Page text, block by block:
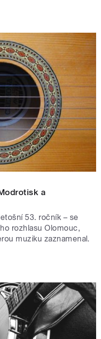
a
53. ročník – se
rozhlasu Olomouc,
muziku zaznamenal.